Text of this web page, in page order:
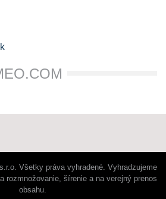
Všetky práva vyhradené. Vyhradzujeme
rozmnožovanie, šírenie a na verejný prenos
obsahu.